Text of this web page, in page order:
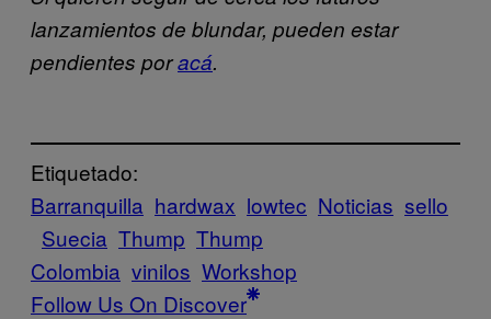
lanzamientos de blundar, pueden estar
pendientes poracá.
Etiquetado:
Barranquilla hardwax lowtec Noticias sello
Suecia Thump Thump
Colombia vinilos Workshop
Follow Us On Discover